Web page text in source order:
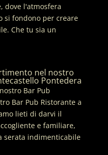
dove l'atmosfera
si fondono per creare
Che tu sia un
nel nostro
Pontedera
Bar Pub
Bar Pub Ristorante a
lieti di darvi il
e familiare,
serata indimenticabile